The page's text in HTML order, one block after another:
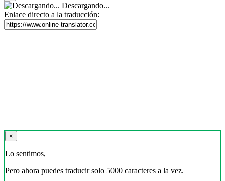
Descargando...
Enlace directo a la traducción:
×
Lo sentimos,
Pero ahora puedes traducir solo 5000 caracteres a la vez.